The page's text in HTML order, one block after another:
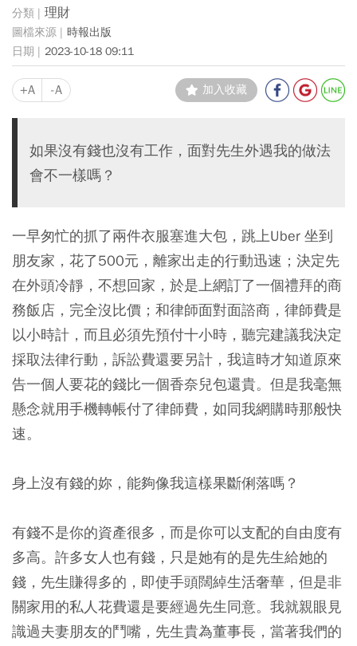
理財
時報出版
2023-10-18 09:11
+A -A 加入收藏
如果沒有錢也沒有工作，面對先生外遇我的做法
會不一樣嗎？
一早匆忙的抓了兩件衣服塞進大包，跳上Uber 坐到
朋友家，花了500元，離家出走的行動迅速；決定先
在外頭冷靜，不想回家，於是上網訂了一個禮拜的商
務飯店，完全沒比價；和律師面對面諮商，律師費是
以小時計，而且必須先預付十小時，聽完建議我決定
採取法律行動，訴訟費還要另計，我這時才知道原來
告一個人要花的錢比一個香奈兒包還貴。但是我毫無
懸念就用手機轉帳付了律師費，如同我網購時那般快
速。
身上沒有錢的妳，能夠像我這樣果斷俐落嗎？
有錢不是你的資產很多，而是你可以支配的自由度有
多高。許多女人也有錢，只是她有的是先生給她的
錢，先生賺得多的，即使手頭闊綽生活奢華，但是非
關家用的私人花費還是要經過先生同意。我就親眼見
識過夫妻朋友的鬥嘴，先生貴為董事長，當著我們的